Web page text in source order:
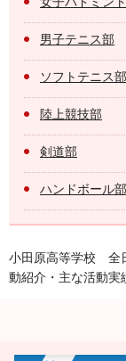
男子テニス部
ソフトテニス部
陸上競技部
剣道部
ハンドボール部
小田原高等学校 全
動紹介・主な活動実